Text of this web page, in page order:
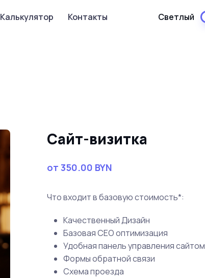
Калькулятор Контакты Светлый
Сайт-визитка
от 350.00 BYN
Что входит в базовую стоимость*:
Качественный Дизайн
Базовая СЕО оптимизация
Удобная панель управления сайтом
Формы обратной связи
Схема проезда